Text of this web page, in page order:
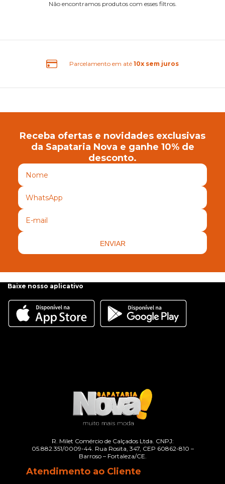
Não encontramos produtos com esses filtros.
em até10x sem juros
Receba ofertas e novidades exclusivas
da Sapataria Nova e ganhe 10% de
desconto.
ENVIAR
Baixe nosso aplicativo
R. Milet Comércio de Calçados Ltda. CNPJ:
05.882.351/0009-44. Rua Rosita, 347, CEP 60862-810 –
Barroso – Fortaleza/CE.
Atendimento ao Cliente